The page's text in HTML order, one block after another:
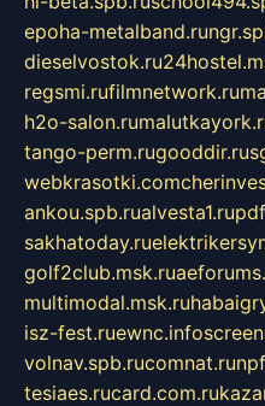
epoha-metalband.ru
dieselvostok.ru
regsmi.rufilmnetwork.ru
h2o-salon.ru
tango-perm.rugooddir.ru
webkrasotki.com
ankou.spb.rualvesta1.ru
sakhatoday.ru
golf2club.msk.ru
multimodal.msk.ru
isz-fest.ruewnc.info
volnav.spb.rucomnat.ru
tesiaes.rucard.com.ru